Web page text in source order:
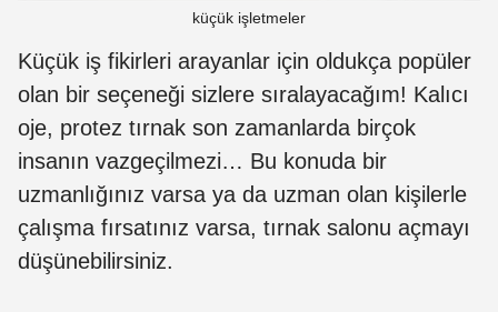
küçük işletmeler
Küçük iş fikirleri arayanlar için oldukça popüler
olan bir seçeneği sizlere sıralayacağım! Kalıcı
oje, protez tırnak son zamanlarda birçok
insanın vazgeçilmezi… Bu konuda bir
uzmanlığınız varsa ya da uzman olan kişilerle
çalışma fırsatınız varsa, tırnak salonu açmayı
düşünebilirsiniz.